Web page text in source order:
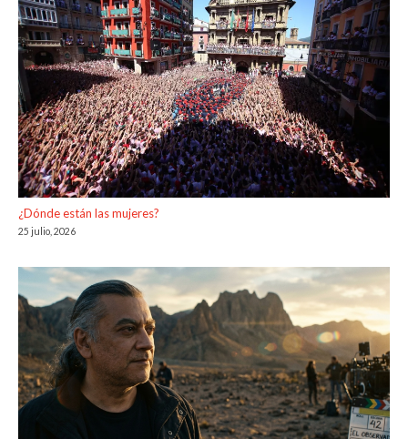
¿Dónde están las mujeres?
25 julio, 2026